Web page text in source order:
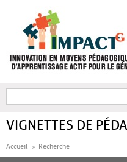
FORMULAIRE DE
VIGNETTES DE
Accueil Recherche